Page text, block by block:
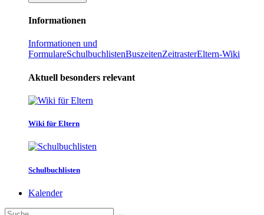
Informationen
Informationen und
FormulareSchulbuchlistenBuszeitenZeitrasterEltern-Wiki
Aktuell besonders relevant
Wiki für Eltern
Schulbuchlisten
Kalender